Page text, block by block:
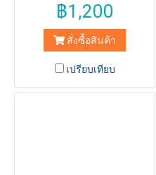
฿1,200
สั่งซื้อสินค้า
เปรียบเทียบ